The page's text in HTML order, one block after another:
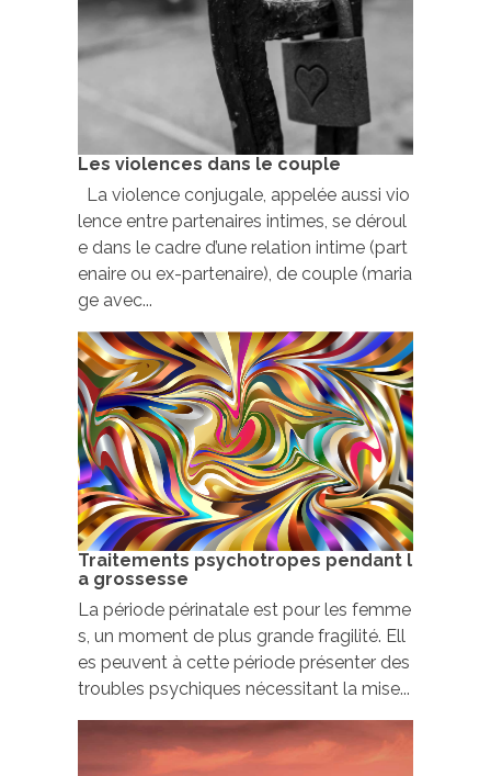
Les violences dans le couple
La violence conjugale, appelée aussi vio
lence entre partenaires intimes, se déroul
e dans le cadre d’une relation intime (part
enaire ou ex-partenaire), de couple (maria
ge avec...
Traitements psychotropes pendant l
a grossesse
La période périnatale est pour les femme
s, un moment de plus grande fragilité. Ell
es peuvent à cette période présenter des
troubles psychiques nécessitant la mise...